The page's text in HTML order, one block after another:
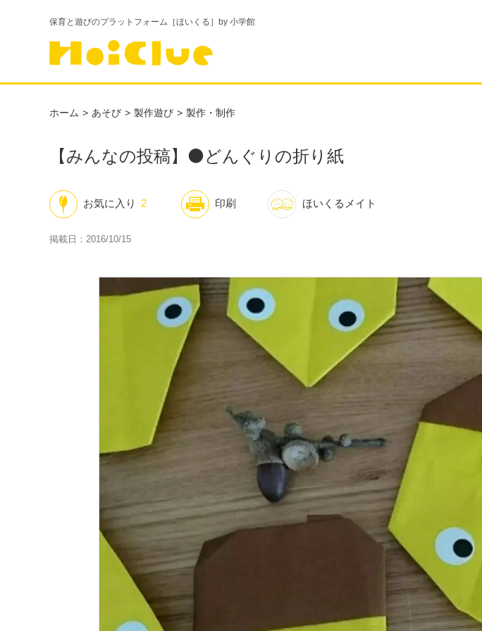
保育と遊びのプラットフォーム［ほいくる］by 小学館
ホーム あそび 製作遊び 製作・制作
【みんなの投稿】⚫どんぐりの折り紙
ほいくるメイト
お気に入り 2 印刷
掲載日：2016/10/15